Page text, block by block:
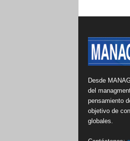
Desde
del
pensamiento
objetivo de
globales.